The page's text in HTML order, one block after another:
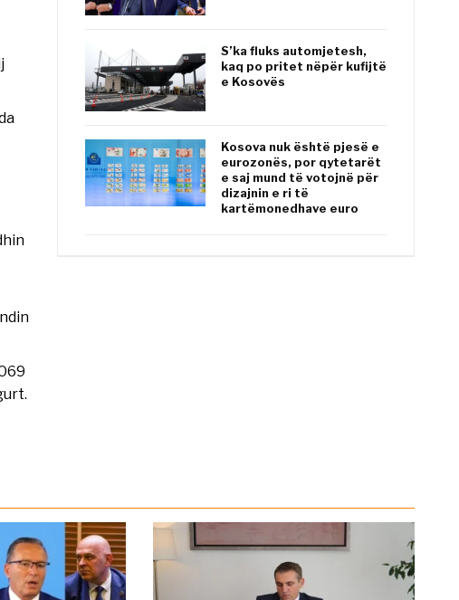
S’ka fluks automjetesh,
kaq po pritet nëpër kufijtë
e Kosovës
Kosova nuk është pjesë e
eurozonës, por qytetarët
e saj mund të votojnë për
dizajnin e ri të
kartëmonedhave euro